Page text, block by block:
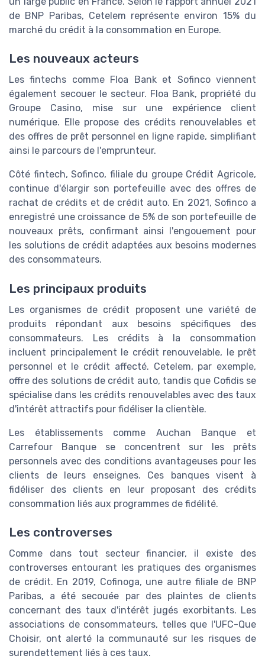
de BNP Paribas, Cetelem représente environ 15% du
marché du crédit à la consommation en Europe.
Les nouveaux acteurs
Les fintechs comme Floa Bank et Sofinco viennent
également secouer le secteur. Floa Bank, propriété du
Groupe Casino, mise sur une expérience client
numérique. Elle propose des crédits renouvelables et
des offres de prêt personnel en ligne rapide, simplifiant
ainsi le parcours de l'emprunteur.
Côté fintech, Sofinco, filiale du groupe Crédit Agricole,
continue d'élargir son portefeuille avec des offres de
rachat de crédits et de crédit auto. En 2021, Sofinco a
enregistré une croissance de 5% de son portefeuille de
nouveaux prêts, confirmant ainsi l'engouement pour
les solutions de crédit adaptées aux besoins modernes
des consommateurs.
Les principaux produits
Les organismes de crédit proposent une variété de
produits répondant aux besoins spécifiques des
consommateurs. Les crédits à la consommation
incluent principalement le crédit renouvelable, le prêt
personnel et le crédit affecté. Cetelem, par exemple,
offre des solutions de crédit auto, tandis que Cofidis se
spécialise dans les crédits renouvelables avec des taux
d'intérêt attractifs pour fidéliser la clientèle.
Les établissements comme Auchan Banque et
Carrefour Banque se concentrent sur les prêts
personnels avec des conditions avantageuses pour les
clients de leurs enseignes. Ces banques visent à
fidéliser des clients en leur proposant des crédits
consommation liés aux programmes de fidélité.
Les controverses
Comme dans tout secteur financier, il existe des
controverses entourant les pratiques des organismes
de crédit. En 2019, Cofinoga, une autre filiale de BNP
Paribas, a été secouée par des plaintes de clients
concernant des taux d'intérêt jugés exorbitants. Les
associations de consommateurs, telles que l'UFC-Que
Choisir, ont alerté la communauté sur les risques de
surendettement liés à ces taux.